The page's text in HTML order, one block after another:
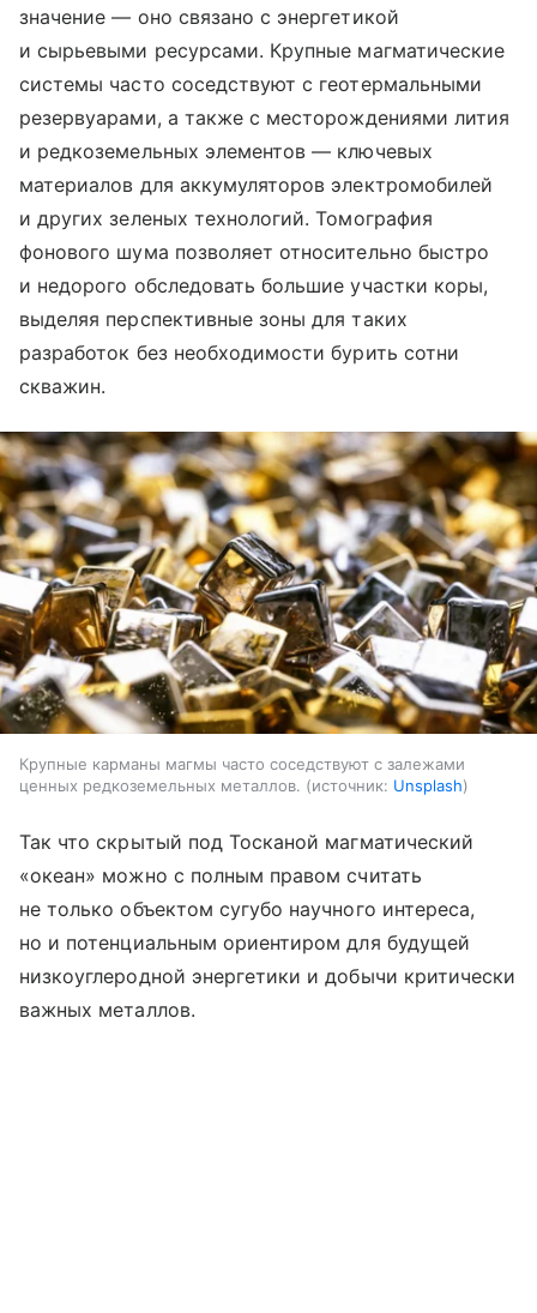
значение — оно связано с энергетикой
и сырьевыми ресурсами. Крупные магматические
системы часто соседствуют с геотермальными
резервуарами, а также с месторождениями лития
и редкоземельных элементов — ключевых
материалов для аккумуляторов электромобилей
и других зеленых технологий. Томография
фонового шума позволяет относительно быстро
и недорого обследовать большие участки коры,
выделяя перспективные зоны для таких
разработок без необходимости бурить сотни
скважин.
Крупные карманы магмы часто соседствуют с залежами
ценных редкоземельных металлов.
источник: Unsplash
Так что скрытый под Тосканой магматический
«океан» можно с полным правом считать
не только объектом сугубо научного интереса,
но и потенциальным ориентиром для будущей
низкоуглеродной энергетики и добычи критически
важных металлов.